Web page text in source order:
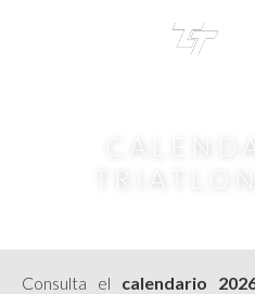
Consulta el calendario